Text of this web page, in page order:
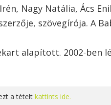
Nagy Natália, Ács
szövegírója. A
alapított. 2002-ben
a tételt kattints ide.